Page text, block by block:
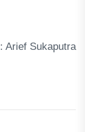
Arief Sukaputra